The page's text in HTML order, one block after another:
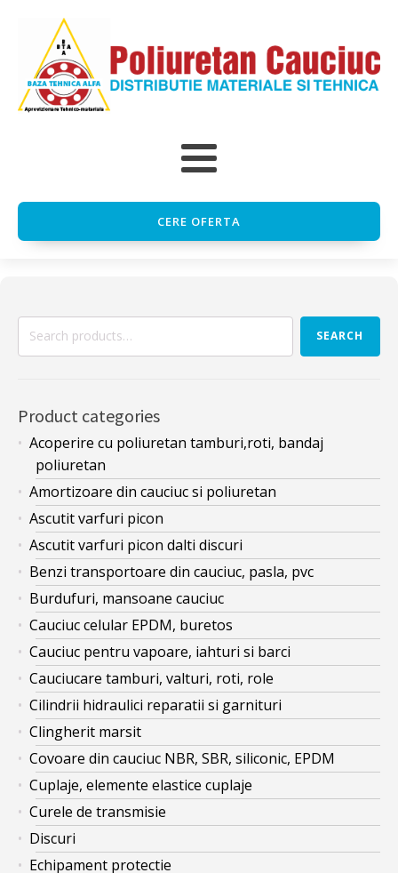
CERE OFERTA
Search
SEARCH
Product categories
Acoperire cu poliuretan tamburi,roti, bandaj
poliuretan
Amortizoare din cauciuc si poliuretan
Ascutit varfuri picon
Ascutit varfuri picon dalti discuri
Benzi transportoare din cauciuc, pasla, pvc
Burdufuri, mansoane cauciuc
Cauciuc celular EPDM, buretos
Cauciuc pentru vapoare, iahturi si barci
Cauciucare tamburi, valturi, roti, role
Cilindrii hidraulici reparatii si garnituri
Clingherit marsit
Covoare din cauciuc NBR, SBR, siliconic, EPDM
Cuplaje, elemente elastice cuplaje
Curele de transmisie
Discuri
Echipament protectie